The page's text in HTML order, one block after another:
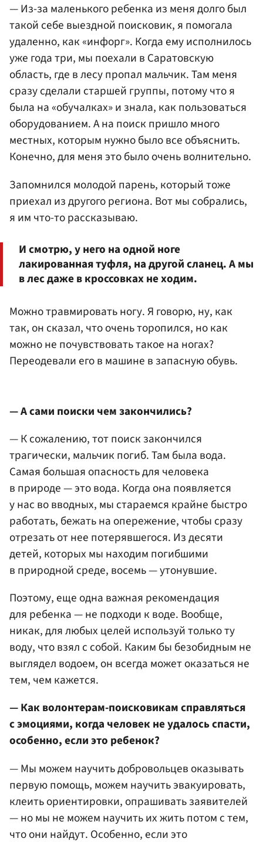
— Из-за маленького ребенка из меня долго был
такой себе выездной поисковик, я помогала
удаленно, как «инфорг». Когда ему исполнилось
уже года три, мы поехали в Саратовскую
область, где в лесу пропал мальчик. Там меня
сразу сделали старшей группы, потому что я
была на «обучалках» и знала, как пользоваться
оборудованием. А на поиск пришло много
местных, которым нужно было все объяснить.
Конечно, для меня это было очень волнительно.
Запомнился молодой парень, который тоже
приехал из другого региона. Вот мы собрались,
я им что-то рассказываю.
И смотрю, у него на одной ноге
лакированная туфля, на другой сланец. А мы
в лес даже в кроссовках не ходим.
Можно травмировать ногу. Я говорю, ну, как
так, он сказал, что очень торопился, но как
можно не почувствовать такое на ногах?
Переодевали его в машине в запасную обувь.
— А сами поиски чем закончились?
— К сожалению, тот поиск закончился
трагически, мальчик погиб. Там была вода.
Самая большая опасность для человека
в природе — это вода. Когда она появляется
у нас во вводных, мы стараемся крайне быстро
работать, бежать на опережение, чтобы сразу
отрезать от нее потерявшегося. Из десяти
детей, которых мы находим погибшими
в природной среде, восемь — утонувшие.
Поэтому, еще одна важная рекомендация
для ребенка — не подходи к воде. Вообще,
никак, для любых целей используй только ту
воду, что взял с собой. Каким бы безобидным не
выглядел водоем, он всегда может оказаться не
тем, чем кажется.
— Как волонтерам-поисковикам справляться
с эмоциями, когда человек не удалось спасти,
особенно, если это ребенок?
— Мы можем научить добровольцев оказывать
первую помощь, можем научить эвакуировать,
клеить ориентировки, опрашивать заявителей
— но мы не можем научить их жить потом с тем,
что они найдут. Особенно, если это